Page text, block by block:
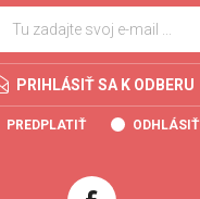
PRIHLÁSIŤ SA K ODBERU
PREDPLATIŤ ODHLÁSIŤ